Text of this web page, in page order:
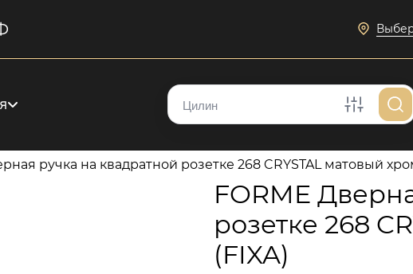
ручка на квадратной розетке 268 CRYSTAL матовый
FORME
розетке 268
(FIXA)